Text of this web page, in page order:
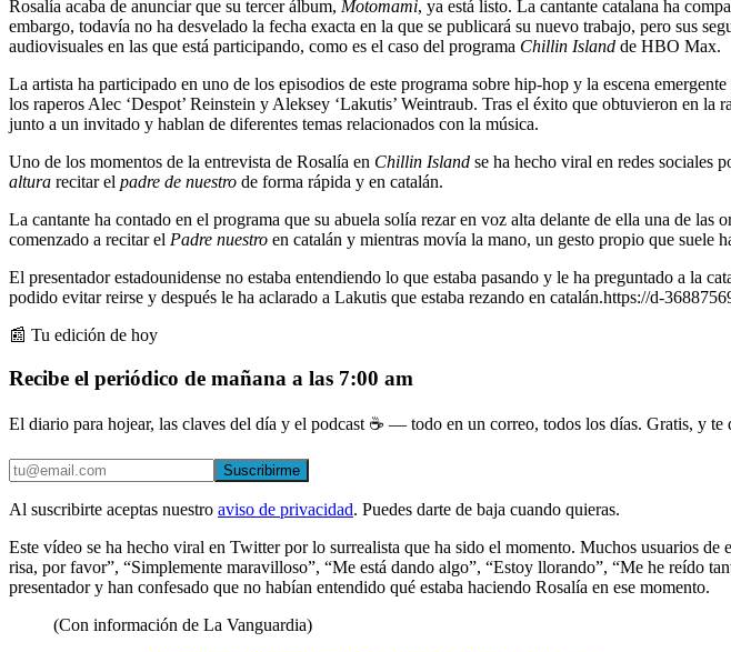
Rosalía acaba de anunciar que su tercer álbum, Motomami, ya está listo. La cantante catalana ha
embargo, todavía no ha desvelado la fecha exacta en la que se publicará su nuevo trabajo, pero sus
audiovisuales en las que está participando, como es el caso del programa Chillin Island de HBO Max.
La artista ha participado en uno de los episodios de este programa sobre hip-hop y la escena emergente
los raperos Alec ‘Despot’ Reinstein y Aleksey ‘Lakutis’ Weintraub. Tras el éxito que obtuvieron en
junto a un invitado y hablan de diferentes temas relacionados con la música.
Uno de los momentos de la entrevista de Rosalía en Chillin Island se ha hecho viral en redes sociales
altura recitar el padre de nuestro de forma rápida y en catalán.
La cantante ha contado en el programa que su abuela solía rezar en voz alta delante de ella una de
comenzado a recitar el Padre nuestro en catalán y mientras movía la mano, un gesto propio que suele
El presentador estadounidense no estaba entendiendo lo que estaba pasando y le ha preguntado a la
podido evitar reirse y después le ha aclarado a Lakutis que estaba rezando en catalán.https://d-
📰 Tu edición de hoy
Recibe el periódico de mañana a las 7:00 am
El diario para hojear, las claves del día y el podcast ☕ — todo en un correo, todos los días. Gratis, y te
Suscribirme
Al suscribirte aceptas nuestro aviso de privacidad. Puedes darte de baja cuando quieras.
Este vídeo se ha hecho viral en Twitter por lo surrealista que ha sido el momento. Muchos usuarios
risa, por favor”, “Simplemente maravilloso”, “Me está dando algo”, “Estoy llorando”, “Me he reído
presentador y han confesado que no habían entendido qué estaba haciendo Rosalía en ese momento.
(Con información de La Vanguardia)